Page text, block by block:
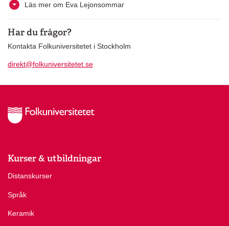
Läs mer om Eva Lejonsommar
Har du frågor?
Kontakta Folkuniversitetet i Stockholm
direkt@folkuniversitetet.se
Kurser & utbildningar
Distanskurser
Språk
Keramik